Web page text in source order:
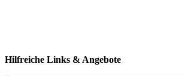
Hilfreiche Links & Angebote